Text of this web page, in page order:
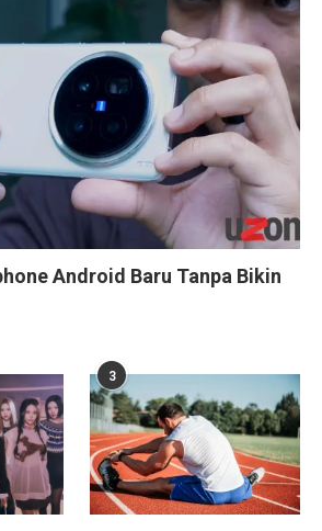
Android Baru Tanpa Bikin
3